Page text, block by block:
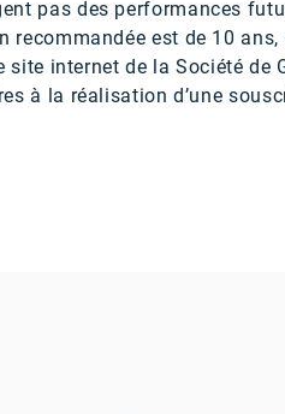
pas des performances
recommandée est de 10
site internet de la Société de
à la réalisation d’une